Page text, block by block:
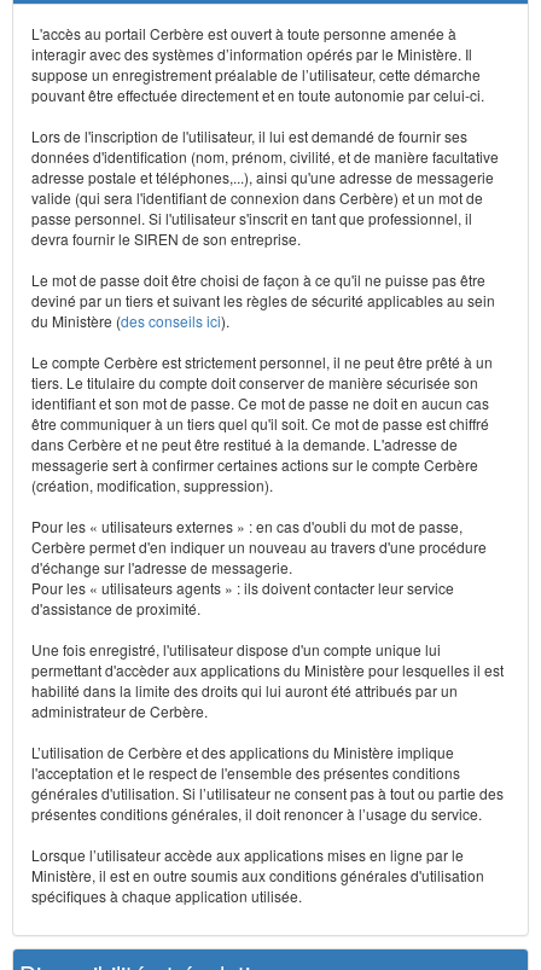
L'accès au portail Cerbère est ouvert à toute personne amenée à
interagir avec des systèmes d’information opérés par le Ministère. Il
suppose un enregistrement préalable de l’utilisateur, cette démarche
pouvant être effectuée directement et en toute autonomie par celui-ci.
Lors de l'inscription de l'utilisateur, il lui est demandé de fournir ses
données d'identification (nom, prénom, civilité, et de manière facultative
adresse postale et téléphones,...), ainsi qu'une adresse de messagerie
valide (qui sera l'identifiant de connexion dans Cerbère) et un mot de
passe personnel. Si l'utilisateur s'inscrit en tant que professionnel, il
devra fournir le SIREN de son entreprise.
Le mot de passe doit être choisi de façon à ce qu'il ne puisse pas être
deviné par un tiers et suivant les règles de sécurité applicables au sein
du Ministère (des conseils ici).
Le compte Cerbère est strictement personnel, il ne peut être prêté à un
tiers. Le titulaire du compte doit conserver de manière sécurisée son
identifiant et son mot de passe. Ce mot de passe ne doit en aucun cas
être communiquer à un tiers quel qu'il soit. Ce mot de passe est chiffré
dans Cerbère et ne peut être restitué à la demande. L'adresse de
messagerie sert à confirmer certaines actions sur le compte Cerbère
(création, modification, suppression).
Pour les « utilisateurs externes » : en cas d'oubli du mot de passe,
Cerbère permet d'en indiquer un nouveau au travers d'une procédure
d'échange sur l'adresse de messagerie.
Pour les « utilisateurs agents » : ils doivent contacter leur service
d'assistance de proximité.
Une fois enregistré, l'utilisateur dispose d'un compte unique lui
permettant d'accèder aux applications du Ministère pour lesquelles il est
habilité dans la limite des droits qui lui auront été attribués par un
administrateur de Cerbère.
L’utilisation de Cerbère et des applications du Ministère implique
l'acceptation et le respect de l'ensemble des présentes conditions
générales d'utilisation. Si l’utilisateur ne consent pas à tout ou partie des
présentes conditions générales, il doit renoncer à l’usage du service.
Lorsque l’utilisateur accède aux applications mises en ligne par le
Ministère, il est en outre soumis aux conditions générales d'utilisation
spécifiques à chaque application utilisée.